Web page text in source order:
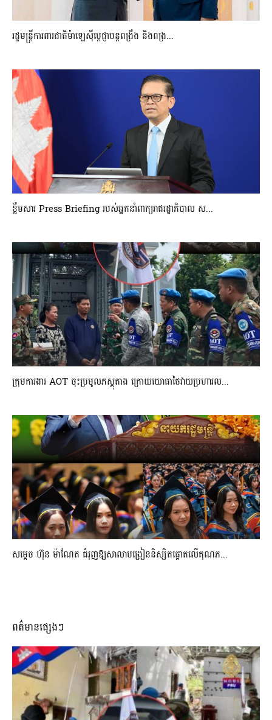
រដ្ឋមន្ត្រីការពារជាតិម៉ាឡេស៊ីប្ដេជ្ញាបន្តពង្រឹង និងពង្រ...
ខ្លឹមសារ Press Briefing របស់អ្នកនាំពាក្យរាជរដ្ឋាភិបាល ស...
ក្រុមការងារ AOT ចុះប្រមូលភស្តុតាង ក្រោយយោធាថៃវាយប្រហារល...
សម្តេច ហ៊ុន ម៉ាណែត ជំរុញឱ្យសាលាបង្រៀននិស្សិតផ្តោតលើគុណភ...
ពត៌មានផ្សេងៗ